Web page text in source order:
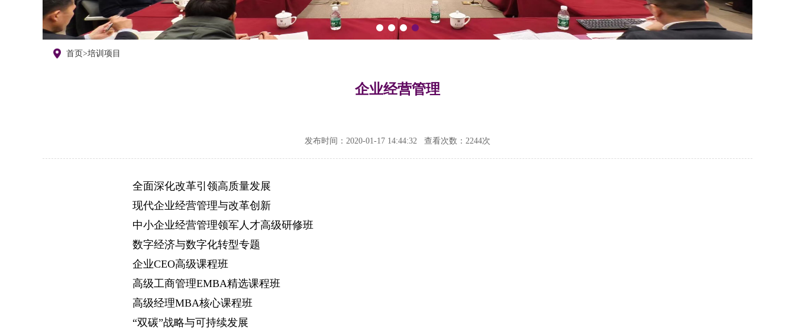
首页>培训项目
企业经营管理
发布时间：2020-01-17 14:44:32 查看次数： 2244次
全面深化改革引领高质量发展
现代企业经营管理与改革创新
中小企业经营管理领军人才高级研修班
数字经济与数字化转型专题
企业CEO高级课程班
高级工商管理EMBA精选课程班
高级经理MBA核心课程班
“双碳”战略与可持续发展